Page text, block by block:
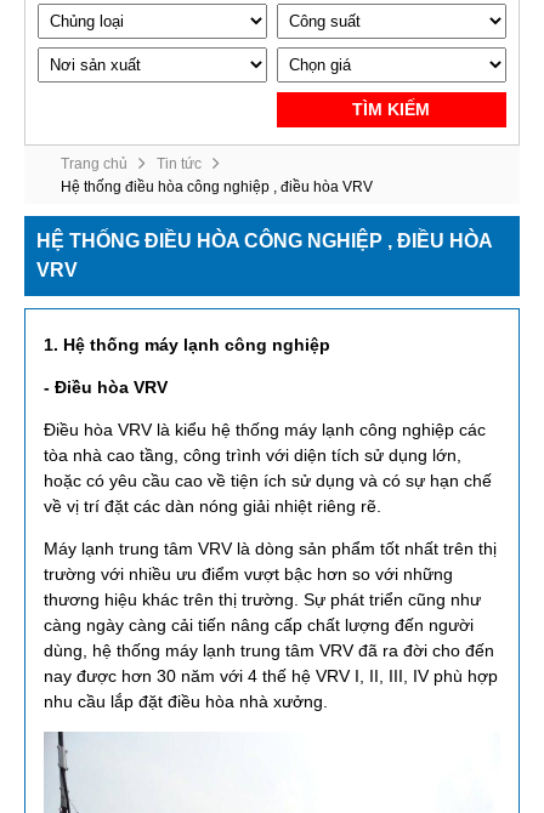
TÌM KIẾM
Trang chủ
Tin tức
Hệ thống điều hòa công nghiệp , điều hòa VRV
HỆ THỐNG ĐIỀU HÒA CÔNG NGHIỆP , ĐIỀU HÒA
VRV
1. Hệ thống máy lạnh công nghiệp
- Điều hòa VRV
Điều hòa VRV là kiểu hệ thống máy lạnh công nghiệp các
tòa nhà cao tầng, công trình với diện tích sử dụng lớn,
hoặc có yêu cầu cao về tiện ích sử dụng và có sự hạn chế
về vị trí đặt các dàn nóng giải nhiệt riêng rẽ.
Máy lạnh trung tâm VRV là dòng sản phẩm tốt nhất trên thị
trường với nhiều ưu điểm vượt bậc hơn so với những
thương hiệu khác trên thị trường. Sự phát triển cũng như
càng ngày càng cải tiến nâng cấp chất lượng đến người
dùng, hệ thống máy lạnh trung tâm VRV đã ra đời cho đến
nay được hơn 30 năm với 4 thế hệ VRV I, II, III, IV phù hợp
nhu cầu lắp đặt điều hòa nhà xưởng.